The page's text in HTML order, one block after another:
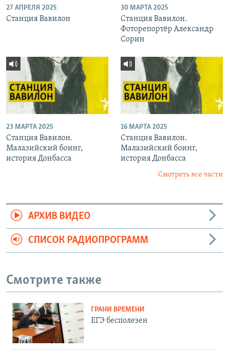
27 АПРЕЛЯ 2025
Станция Вавилон
30 МАРТА 2025
Станция Вавилон.
Фоторепортёр Александр
Сорин
23 МАРТА 2025
Станция Вавилон.
Малазийский боинг,
история Донбасса
16 МАРТА 2025
Станция Вавилон.
Малазийский боинг,
история Донбасса
Смотреть все части
АРХИВ ВИДЕО
СПИСОК РАДИОПРОГРАММ
Смотрите также
ГРАНИ ВРЕМЕНИ
ЕГЭ бесполезен